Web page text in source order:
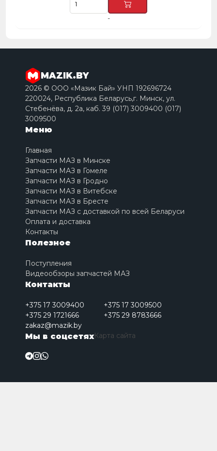
-
MAZIK.BY
2026 © ООО «Мазик Бай» УНП 192696724
220024, Республика Беларусь,г. Минск, ул.
Стебенёва, д. 2a, каб. 39 (017) 3009400 (017)
3009500
Меню
Главная
Запчасти МАЗ в Минске
Запчасти МАЗ в Гомеле
Запчасти МАЗ в Гродно
Запчасти МАЗ в Витебске
Запчасти МАЗ в Бресте
Запчасти МАЗ с доставкой по всей Беларуси
Оплата и доставка
Контакты
Полезное
Поступления
Видеообзоры запчастей МАЗ
Контакты
+375 17 3009400
+375 17 3009500
+375 29 1721666
+375 29 8783666
zakaz@mazik.by
Мы в соцсетяхКарта сайта